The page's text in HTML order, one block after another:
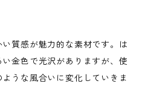
質感が魅力的な素材です。は
金色で光沢がありますが、使
うな風合いに変化していきま